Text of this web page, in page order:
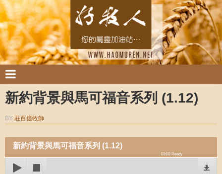
新約背景與馬可福音系列 (1.12)
BY 莊百億牧師
新約背景與馬可福音系列 (1.12)
00:00 Ready